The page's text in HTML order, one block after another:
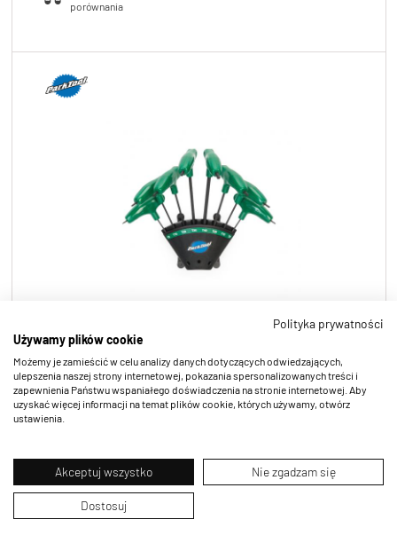
PH-T1.2
Polityka prywatności
Używamy plików cookie
Możemy je zamieścić w celu analizy danych dotyczących odwiedzających,
ulepszenia naszej strony internetowej, pokazania spersonalizowanych treści i
zapewnienia Państwu wspaniałego doświadczenia na stronie internetowej. Aby
uzyskać więcej informacji na temat plików cookie, których używamy, otwórz
ustawienia.
Akceptuj wszystko Nie zgadzam się
Dostosuj